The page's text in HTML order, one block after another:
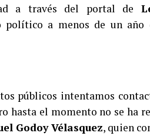
a través del portal de
a menos de un año
públicos intentamos
hasta el momento no se ha
Godoy Vélasquez, quien